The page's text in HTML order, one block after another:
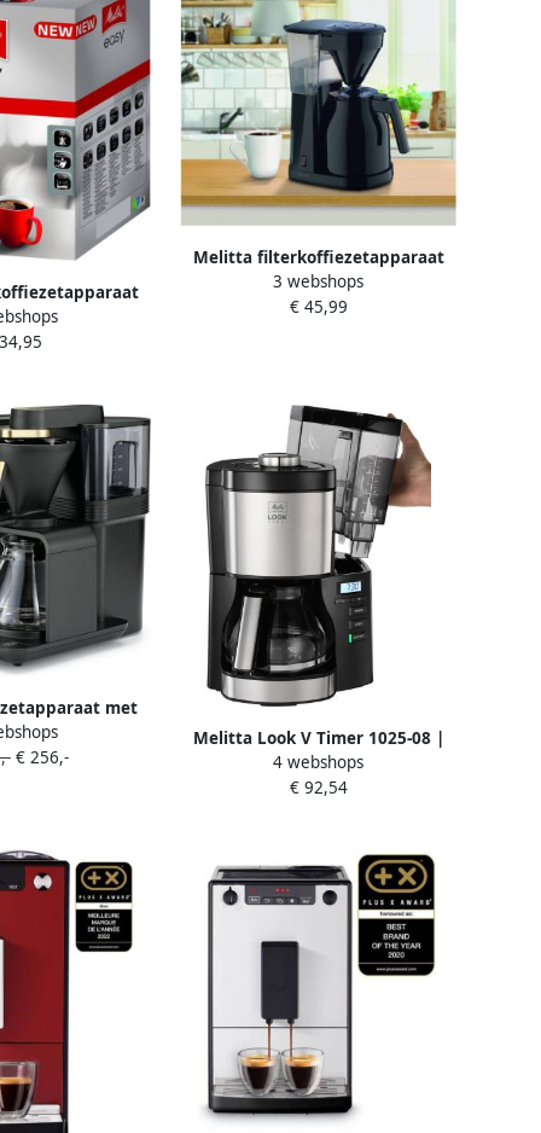
zwart
Melitta filterkoffiezetapparaat
Easy II Therm zwart
3 webshops
€ 45,99
met
1024-04 1 l
360° draaibare
€ 256,-
Melitta Look V Timer 1025-08 |
Filterkoffiezetapparaten |
4006508221844
4 webshops
€ 92,54